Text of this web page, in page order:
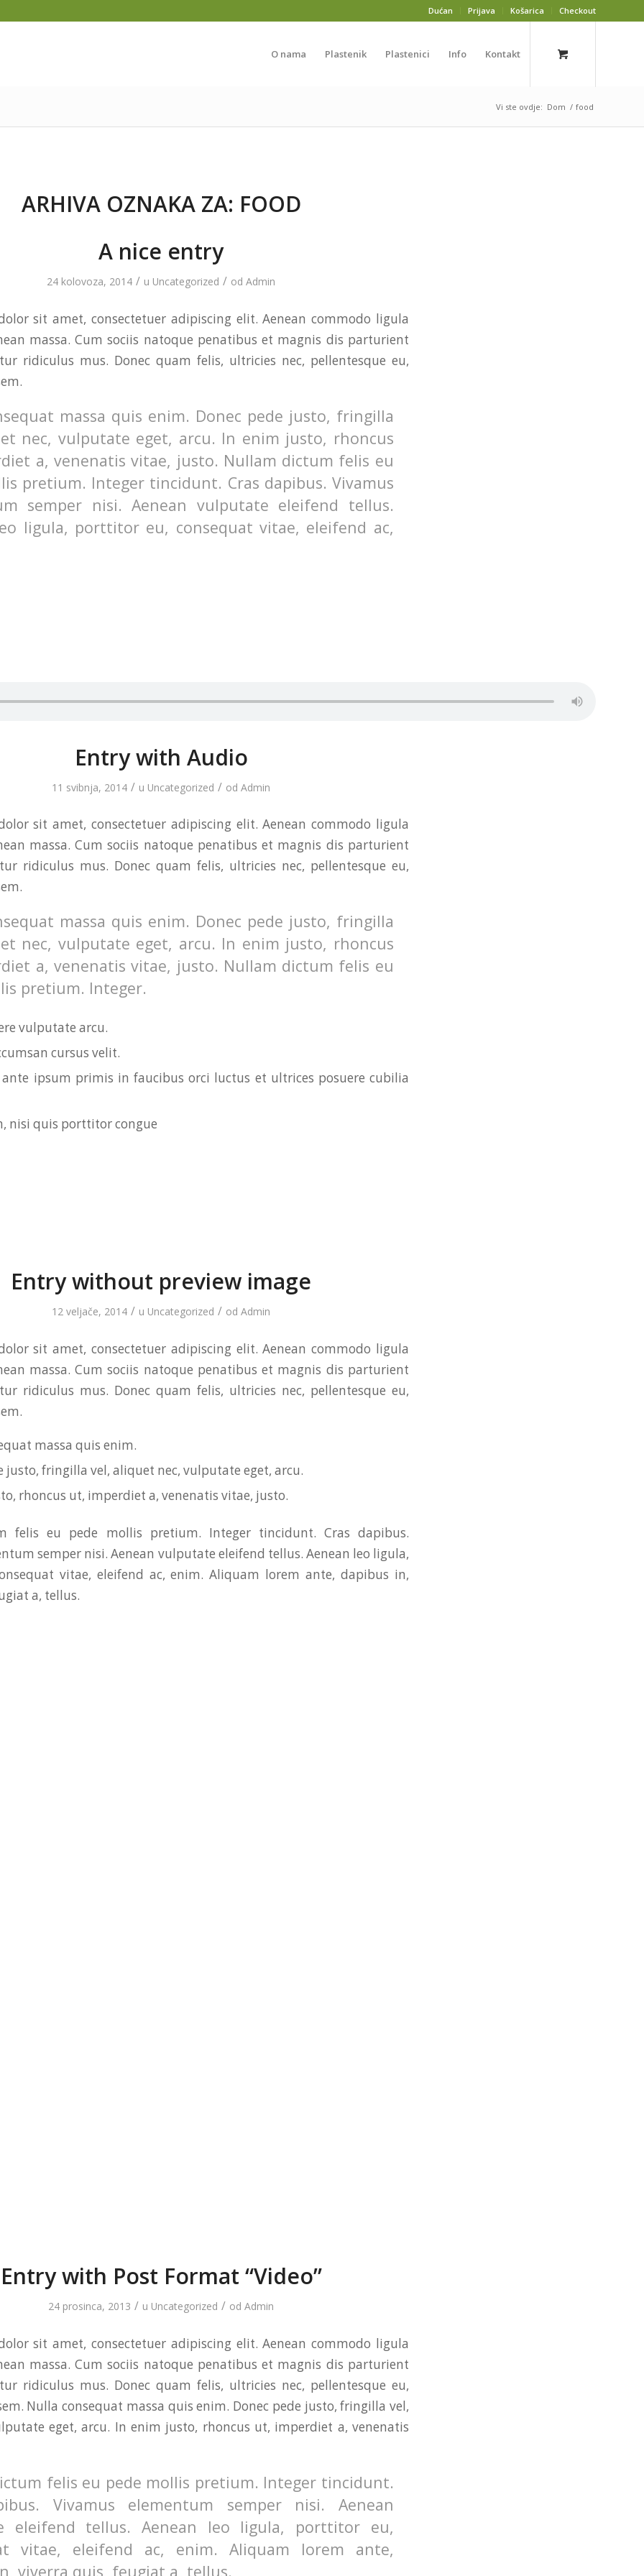
Dućan Prijava Košarica Checkout
O nama Plastenik Plastenici Info Kontakt
Vi ste ovdje: Dom / food
ARHIVA OZNAKA ZA: FOOD
A nice entry
24 kolovoza, 2014 / u Uncategorized / od Admin
sit amet, consectetuer adipiscing elit. Aenean commodo ligula
massa. Cum sociis natoque penatibus et magnis dis parturient
ridiculus mus. Donec quam felis, ultricies nec, pellentesque eu,
massa quis enim. Donec pede justo, fringilla
nec, vulputate eget, arcu. In enim justo, rhoncus
a, venenatis vitae, justo. Nullam dictum felis eu
pretium. Integer tincidunt. Cras dapibus. Vivamus
semper nisi. Aenean vulputate eleifend tellus.
ligula, porttitor eu, consequat vitae, eleifend ac,
Entry with Audio
11 svibnja, 2014 / u Uncategorized / od Admin
sit amet, consectetuer adipiscing elit. Aenean commodo ligula
massa. Cum sociis natoque penatibus et magnis dis parturient
ridiculus mus. Donec quam felis, ultricies nec, pellentesque eu,
massa quis enim. Donec pede justo, fringilla
nec, vulputate eget, arcu. In enim justo, rhoncus
a, venenatis vitae, justo. Nullam dictum felis eu
pretium. Integer.
vulputate arcu.
cursus velit.
ipsum primis in faucibus orci luctus et ultrices posuere cubilia
nisi quis porttitor congue
Entry without preview image
12 veljače, 2014 / u Uncategorized / od Admin
sit amet, consectetuer adipiscing elit. Aenean commodo ligula
massa. Cum sociis natoque penatibus et magnis dis parturient
ridiculus mus. Donec quam felis, ultricies nec, pellentesque eu,
massa quis enim.
justo, fringilla vel, aliquet nec, vulputate eget, arcu.
rhoncus ut, imperdiet a, venenatis vitae, justo.
felis eu pede mollis pretium. Integer tincidunt. Cras dapibus.
semper nisi. Aenean vulputate eleifend tellus. Aenean leo ligula,
vitae, eleifend ac, enim. Aliquam lorem ante, dapibus in,
a, tellus.
Entry with Post Format “Video”
24 prosinca, 2013 / u Uncategorized / od Admin
sit amet, consectetuer adipiscing elit. Aenean commodo ligula
massa. Cum sociis natoque penatibus et magnis dis parturient
ridiculus mus. Donec quam felis, ultricies nec, pellentesque eu,
Nulla consequat massa quis enim. Donec pede justo, fringilla vel,
eget, arcu. In enim justo, rhoncus ut, imperdiet a, venenatis
felis eu pede mollis pretium. Integer tincidunt.
Vivamus elementum semper nisi. Aenean
eleifend tellus. Aenean leo ligula, porttitor eu,
vitae, eleifend ac, enim. Aliquam lorem ante,
viverra quis, feugiat a, tellus.